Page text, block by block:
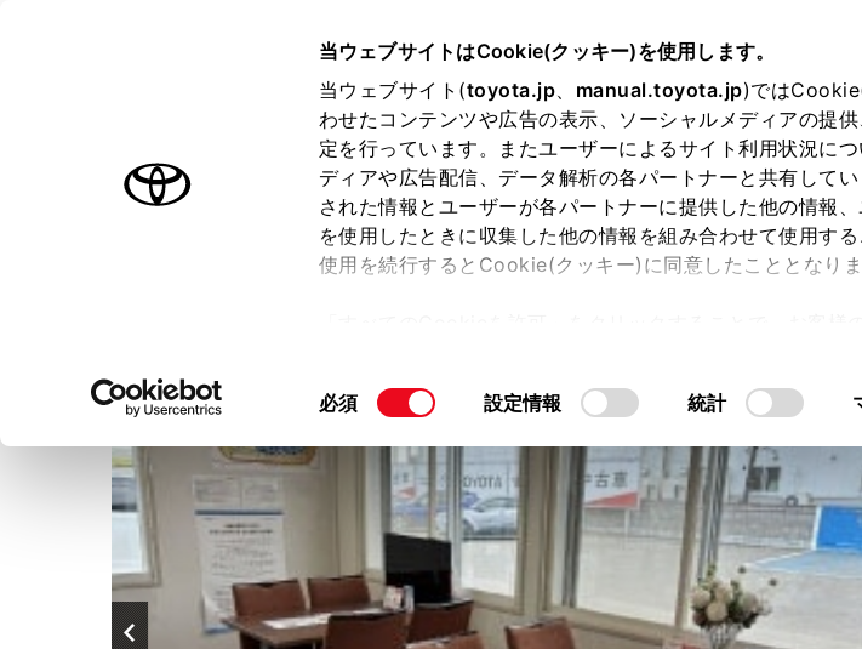
当ウェブサイトはCookie(クッキー)を使用します。
当ウェブサイト(toyota.jp、 manual.toyota.jp)では
わせたコンテンツや広告の表示、ソーシャルメディアの提
定を行っています。またユーザーによるサイト利用状況に
ディアや広告配信、データ解析の各パートナーと共有して
された情報とユーザーが各パートナーに提供した他の情報
を使用したときに収集した他の情報を組み合わせて使用す
使用を続行するとCookie(クッキー)に同意したこととなりま
て」をご覧ください。
同
必須 設定情報 統計
オーナーサポート トピックス
店舗トップ